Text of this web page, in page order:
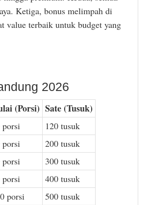
Ketiga, bonus melimpah di
value terbaik untuk budget yang
2026
(Porsi) Sate (Tusuk)
porsi
120 tusuk
porsi
200 tusuk
porsi
300 tusuk
porsi
400 tusuk
porsi
500 tusuk